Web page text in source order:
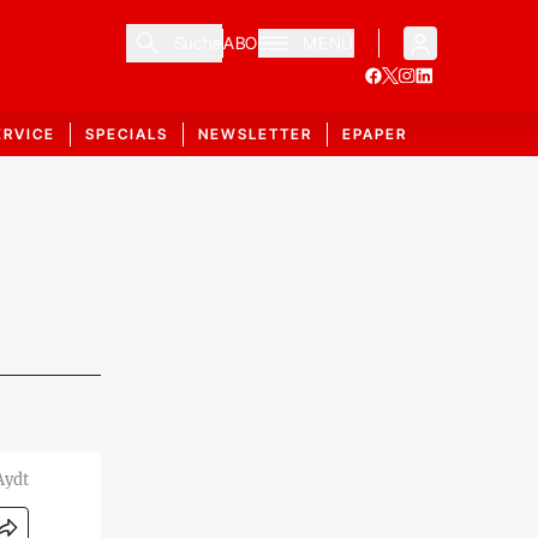
ABO
SPECIALS NEWSLETTER EPAPER